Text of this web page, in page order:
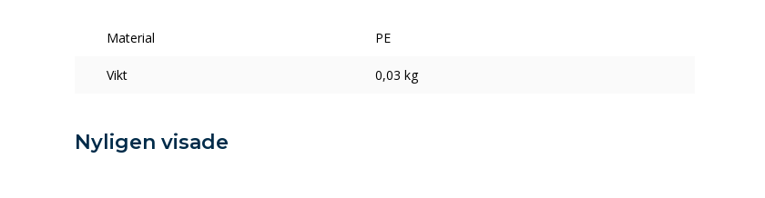
Material PE
Vikt 0,03 kg
Nyligen visade